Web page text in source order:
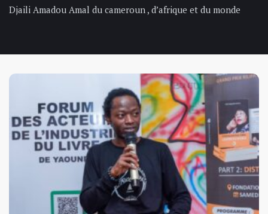
Djaili Amadou Amal du cameroun , d’afrique et du monde